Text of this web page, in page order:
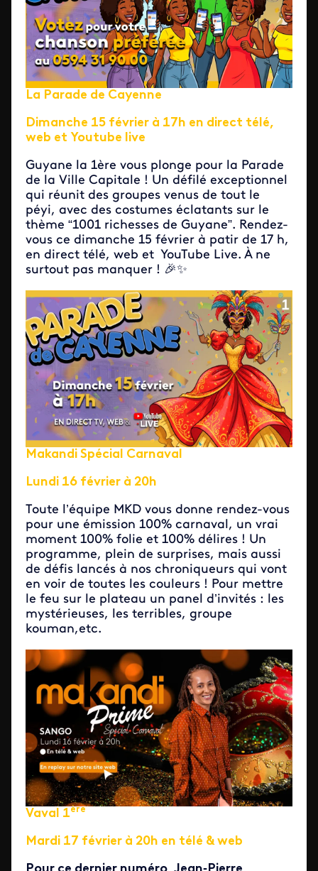
La Parade de Cayenne
Dimanche 15 février à 17h en direct télé,
web et Youtube live
Guyane la 1ère vous plonge pour la Parade
de la Ville Capitale ! Un défilé exceptionnel
qui réunit des groupes venus de tout le
péyi, avec des costumes éclatants sur le
thème “1001 richesses de Guyane”. Rendez-
vous ce dimanche 15 février à patir de 17 h,
en direct télé, web et YouTube Live. À ne
surtout pas manquer ! 🎉✨
Makandi Spécial Carnaval
Lundi 16 février à 20h
Toute l’équipe MKD vous donne rendez-vous
pour une émission 100% carnaval, un vrai
moment 100% folie et 100% délires ! Un
programme, plein de surprises, mais aussi
de défis lancés à nos chroniqueurs qui vont
en voir de toutes les couleurs ! Pour mettre
le feu sur le plateau un panel d’invités : les
mystérieuses, les terribles, groupe
kouman,etc.
Vaval 1ère
Mardi 17 février à 20h en télé & web